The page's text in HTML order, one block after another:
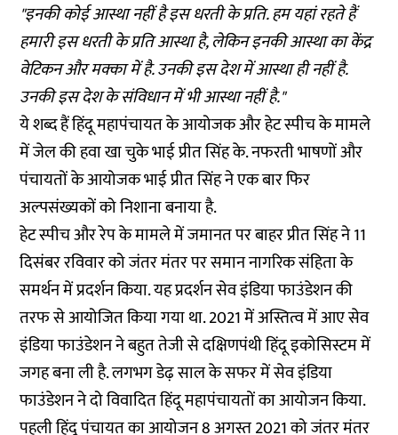
"इनकी कोई आस्था नहीं है इस धरती के प्रति. हम यहां रहते हैं
हमारी इस धरती के प्रति आस्था है, लेकिन इनकी आस्था का केंद्र
वेटिकन और मक्का में है. उनकी इस देश में आस्था ही नहीं है.
उनकी इस देश के संविधान में भी आस्था नहीं है."
ये शब्द हैं हिंदू महापंचायत के आयोजक और हेट स्पीच के मामले
में जेल की हवा खा चुके भाई प्रीत सिंह के. नफरती भाषणों और
पंचायतों के आयोजक भाई प्रीत सिंह ने एक बार फिर
अल्पसंख्यकों को निशाना बनाया है.
हेट स्पीच और रेप के मामले में जमानत पर बाहर प्रीत सिंह ने 11
दिसंबर रविवार को जंतर मंतर पर समान नागरिक संहिता के
समर्थन में प्रदर्शन किया. यह प्रदर्शन सेव इंडिया फाउंडेशन की
तरफ से आयोजित किया गया था. 2021 में अस्तित्व में आए सेव
इंडिया फाउंडेशन ने बहुत तेजी से दक्षिणपंथी हिंदू इकोसिस्टम में
जगह बना ली है. लगभग डेढ़ साल के सफर में सेव इंडिया
फाउंडेशन ने दो विवादित हिंदू महापंचायतों का आयोजन किया.
पहली हिंदू पंचायत का आयोजन 8 अगस्त 2021 को जंतर मंतर